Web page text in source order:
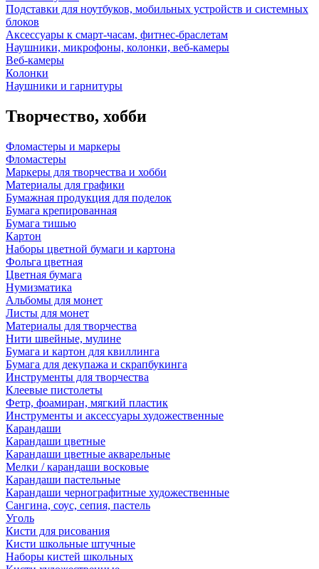
Подставки для ноутбуков, мобильных устройств и системных
блоков
Аксессуары к смарт-часам, фитнес-браслетам
Наушники, микрофоны, колонки, веб-камеры
Веб-камеры
Колонки
Наушники и гарнитуры
Творчество, хобби
Фломастеры и маркеры
Фломастеры
Маркеры для творчества и хобби
Материалы для графики
Бумажная продукция для поделок
Бумага крепированная
Бумага тишью
Картон
Наборы цветной бумаги и картона
Фольга цветная
Цветная бумага
Нумизматика
Альбомы для монет
Листы для монет
Материалы для творчества
Нити швейные, мулине
Бумага и картон для квиллинга
Бумага для декупажа и скрапбукинга
Инструменты для творчества
Клеевые пистолеты
Фетр, фоамиран, мягкий пластик
Инструменты и аксессуары художественные
Карандаши
Карандаши цветные
Карандаши цветные акварельные
Мелки / карандаши восковые
Карандаши пастельные
Карандаши чернографитные художественные
Сангина, соус, сепия, пастель
Уголь
Кисти для рисования
Кисти школьные штучные
Наборы кистей школьных